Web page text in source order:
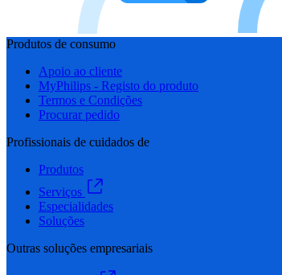
Produtos de consumo
Apoio ao cliente
MyPhilips - Registo do produto
Termos e Condições
Procurar pedido
Profissionais de cuidados de
Produtos
Serviços
Especialidades
Soluções
Outras soluções empresariais